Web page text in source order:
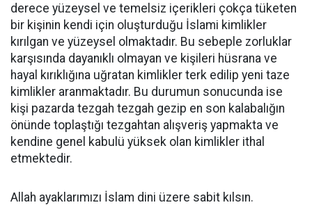
derece yüzeysel ve temelsiz içerikleri çokça tüketen
bir kişinin kendi için oluşturduğu İslami kimlikler
kırılgan ve yüzeysel olmaktadır. Bu sebeple zorluklar
karşısında dayanıklı olmayan ve kişileri hüsrana ve
hayal kırıklığına uğratan kimlikler terk edilip yeni taze
kimlikler aranmaktadır. Bu durumun sonucunda ise
kişi pazarda tezgah tezgah gezip en son kalabalığın
önünde toplaştığı tezgahtan alışveriş yapmakta ve
kendine genel kabulü yüksek olan kimlikler ithal
etmektedir.
Allah ayaklarımızı İslam dini üzere sabit kılsın.